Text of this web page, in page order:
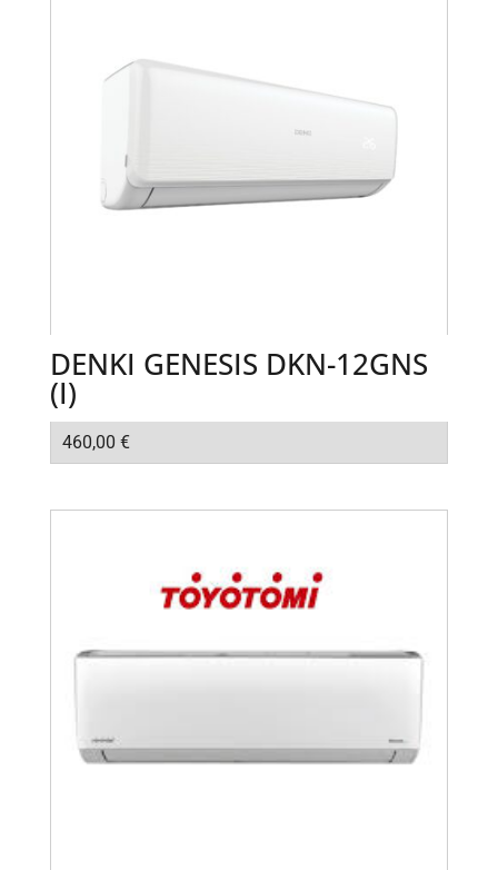
DΕΝΚΙ GENESIS DΚΝ-12GNS
(I)
460,00 €